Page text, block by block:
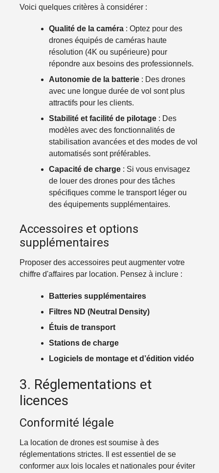
Voici quelques critères à considérer :
Qualité de la caméra : Optez pour des
drones équipés de caméras haute
résolution (4K ou supérieure) pour
répondre aux besoins des professionnels.
Autonomie de la batterie : Des drones
avec une longue durée de vol sont plus
attractifs pour les clients.
Stabilité et facilité de pilotage : Des
modèles avec des fonctionnalités de
stabilisation avancées et des modes de vol
automatisés sont préférables.
Capacité de charge : Si vous envisagez
de louer des drones pour des tâches
spécifiques comme le transport léger ou
des équipements supplémentaires.
Accessoires et options
supplémentaires
Proposer des accessoires peut augmenter votre
chiffre d'affaires par location. Pensez à inclure :
Batteries supplémentaires
Filtres ND (Neutral Density)
Étuis de transport
Stations de charge
Logiciels de montage et d’édition vidéo
3. Réglementations et
licences
Conformité légale
La location de drones est soumise à des
réglementations strictes. Il est essentiel de se
conformer aux lois locales et nationales pour éviter